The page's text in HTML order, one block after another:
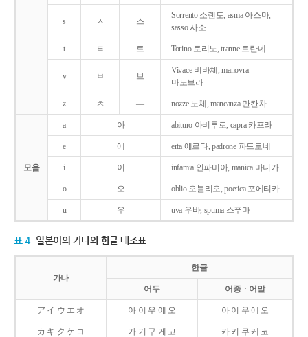
s ㅅ 스
Sorrento 소렌토, asma 아스마,
sasso 사소
t ㅌ 트 Torino 토리노, tranne 트란네
v ㅂ 브
Vivace 비바체, manovra
마노브라
z ㅊ ― nozze 노체, mancanza 만칸차
모음
a 아 abituro 아비투로, capra 카프라
e 에 erta 에르타, padrone 파드로네
i 이 infamia 인파미아, manica 마니카
o 오 oblio 오블리오, poetica 포에티카
u 우 uva 우바, spuma 스푸마
표 4 일본어의 가나와 한글 대조표
가나
한글
어두 어중ㆍ어말
ア イ ウ エ オ 아 이 우 에 오 아 이 우 에 오
カ キ ク ケ コ 가 기 구 게 고 카 키 쿠 케 코